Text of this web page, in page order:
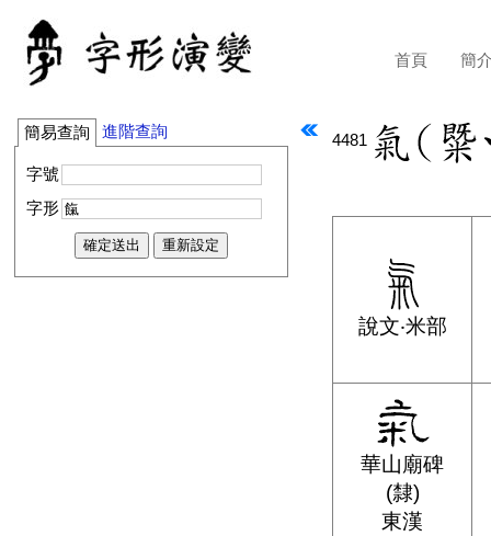
首頁 簡
簡易查詢 進階查詢
字號
字形
4481
說文‧米部
華山廟碑
(隸)
東漢